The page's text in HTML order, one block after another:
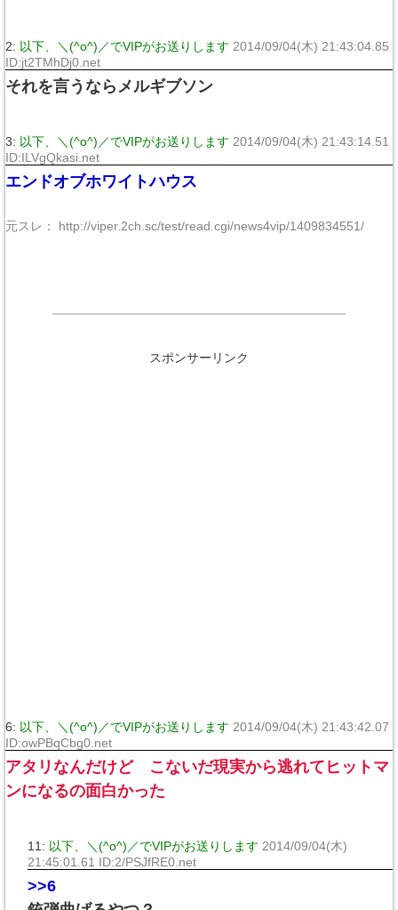
2: 以下、＼(^o^)／でVIPがお送りします 2014/09/04(木) 21:43:04.85
ID:jt2TMhDj0.net
それを言うならメルギブソン
3: 以下、＼(^o^)／でVIPがお送りします 2014/09/04(木) 21:43:14.51
ID:ILVgQkasi.net
エンドオブホワイトハウス
元スレ： http://viper.2ch.sc/test/read.cgi/news4vip/1409834551/
スポンサーリンク
6: 以下、＼(^o^)／でVIPがお送りします 2014/09/04(木) 21:43:42.07
ID:owPBqCbg0.net
アタリなんだけど こないだ現実から逃れてヒットマ
ンになるの面白かった
11: 以下、＼(^o^)／でVIPがお送りします 2014/09/04(木)
21:45:01.61 ID:2/PSJfRE0.net
>>6